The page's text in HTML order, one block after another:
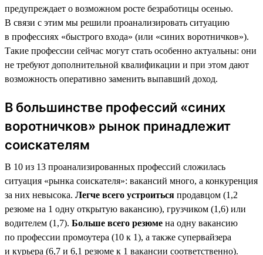
предупреждает о возможном росте безработицы осенью.
В связи с этим мы решили проанализировать ситуацию
в профессиях «быстрого входа» (или «синих воротничков»).
Такие профессии сейчас могут стать особенно актуальны: они
не требуют дополнительной квалификации и при этом дают
возможность оперативно заменить выпавший доход.
В большинстве профессий «синих
воротничков» рынок принадлежит
соискателям
В 10 из 13 проанализированных профессий сложилась
ситуация «рынка соискателя»: вакансий много, а конкуренция
за них невысока. Легче всего устроиться продавцом (1,2
резюме на 1 одну открытую вакансию), грузчиком (1,6) или
водителем (1,7). Больше всего резюме на одну вакансию
по профессии промоутера (10 к 1), а также супервайзера
и курьера (6,7 и 6,1 резюме к 1 вакансии соответственно).